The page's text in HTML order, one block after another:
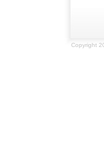
Copyright